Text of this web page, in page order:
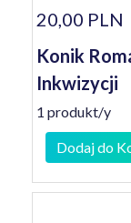
20,00 PLN
Konik
Inkwizycji
1 produkt/y
Dodaj do